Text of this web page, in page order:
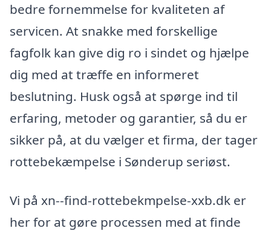
bedre fornemmelse for kvaliteten af
servicen. At snakke med forskellige
fagfolk kan give dig ro i sindet og hjælpe
dig med at træffe en informeret
beslutning. Husk også at spørge ind til
erfaring, metoder og garantier, så du er
sikker på, at du vælger et firma, der tager
rottebekæmpelse i Sønderup seriøst.
Vi på xn--find-rottebekmpelse-xxb.dk er
her for at gøre processen med at finde